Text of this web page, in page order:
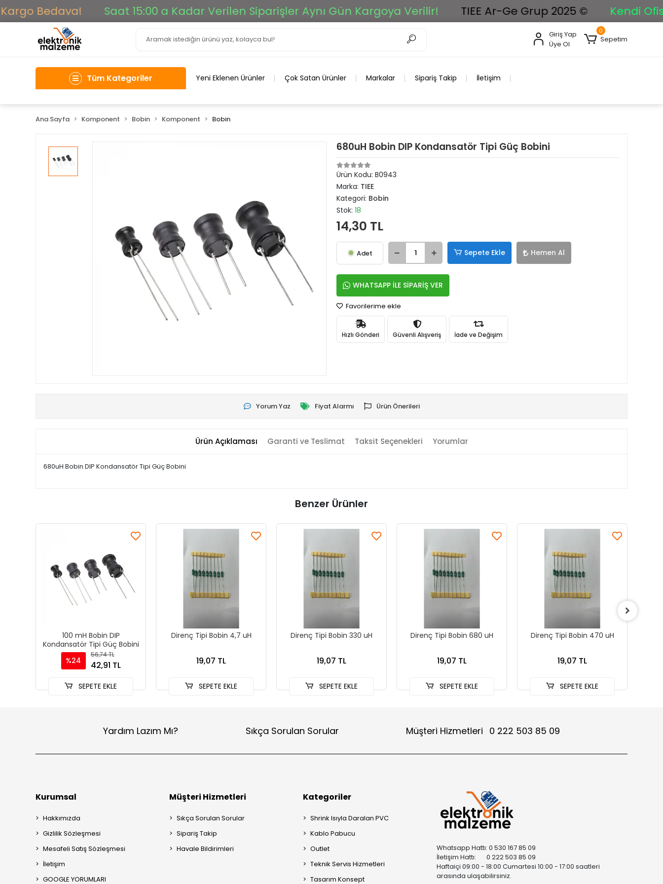
Bedava! Saat 15:00 a Kadar Verilen Siparişler Aynı Gün Kargoya Verilir! TIEE Ar-Ge Grup 2025 © Kendi
Giriş Yap
Üye Ol
0
Sepetim
Tüm Kategoriler Yeni Eklenen Ürünler Çok Satan Ürünler Markalar Sipariş Takip İletişim
Ana Sayfa Komponent Bobin Komponent Bobin
680uH Bobin DIP Kondansatör Tipi Güç Bobini
Ürün Kodu: B0943
Marka: TIEE
Kategori: Bobin
Stok: 18
14,30 TL
Adet Sepete Ekle Hemen Al
WHATSAPP İLE SİPARİŞ VER
Favorilerime ekle
Hızlı Gönderi Güvenli Alışveriş İade ve Değişim
Yorum Yaz Fiyat Alarmı Ürün Önerileri
Ürün Açıklaması Garanti ve Teslimat Taksit Seçenekleri Yorumlar
680uH Bobin DIP Kondansatör Tipi Güç Bobini
Benzer Ürünler
100 mH Bobin DIP
Kondansatör Tipi Güç Bobini
%24
56,74 TL
42,91 TL
SEPETE EKLE
Direnç Tipi Bobin 4,7 uH
19,07 TL
SEPETE EKLE
Direnç Tipi Bobin 330 uH
19,07 TL
SEPETE EKLE
Direnç Tipi Bobin 680 uH
19,07 TL
SEPETE EKLE
Direnç Tipi Bobin 470 uH
19,07 TL
SEPETE EKLE
Yardım Lazım Mı? Sıkça Sorulan Sorular Müşteri Hizmetleri 0 222 503 85 09
Kurumsal
Hakkımızda
Gizlilik Sözleşmesi
Mesafeli Satış Sözleşmesi
İletişim
GOOGLE YORUMLARI
Müşteri Hizmetleri
Sıkça Sorulan Sorular
Sipariş Takip
Havale Bildirimleri
Kategoriler
Shrink Isıyla Daralan PVC
Kablo Pabucu
Outlet
Teknik Servis Hizmetleri
Tasarım Konsept
Whatsapp Hattı: 0 530 167 85 09
İletişim Hattı: 0 222 503 85 09
Haftaiçi 09:00 - 18:00 Cumartesi 10:00 - 17:00 saatleri
arasında ulaşabilirsiniz.